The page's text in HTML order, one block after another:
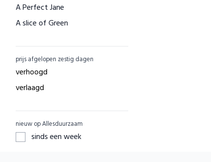
Big Green Smile
Little Indians
GreenPicnic
Nature's Gift
Dille & Kamille
ZO Schoon
Yarrah
A Perfect Jane
A slice of Green
ACBC
ACE
ADUH
AGAZI
prijs afgelopen zestig dagen
verhoogd
verlaagd
nieuw op Allesduurzaam
sinds een week